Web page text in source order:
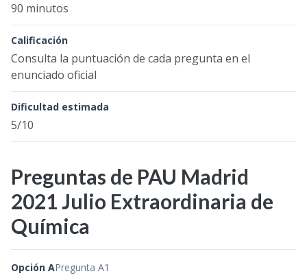
90 minutos
Calificación
Consulta la puntuación de cada pregunta en el
enunciado oficial
Dificultad estimada
5/10
Preguntas de PAU Madrid
2021 Julio Extraordinaria de
Química
Opción APregunta A1